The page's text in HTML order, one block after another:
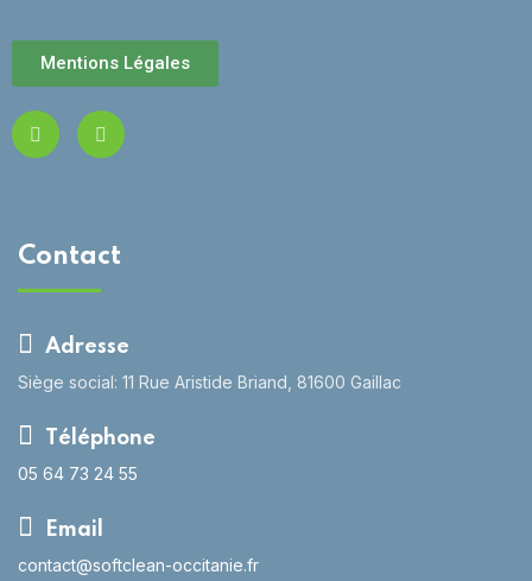
Mentions Légales
Contact
Adresse
Siège social: 11 Rue Aristide Briand, 81600 Gaillac
Téléphone
05 64 73 24 55
Email
contact@softclean-occitanie.fr